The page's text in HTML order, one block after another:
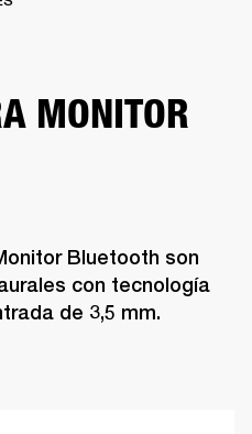
MONITOR
Bluetooth son
con tecnología
de 3,5 mm.